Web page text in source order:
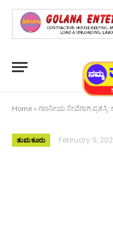
Home » ಗಣನೀಯ ಸೇವೆಗಾಗಿ ಪ್ರಶಸ್ತಿ:
ತುಮಕೂರು February 9,